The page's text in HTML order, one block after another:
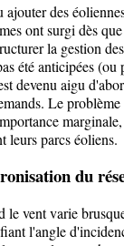
des
ont surgi dès
la gestion
été anticipées
devenu aigu
Le
leurs parcs éoliens.
du
vent varie
l'angle